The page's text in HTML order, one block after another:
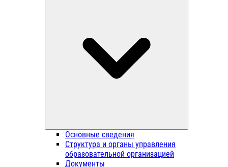
Основные сведения
Структура и органы управления
образовательной организацией
Документы